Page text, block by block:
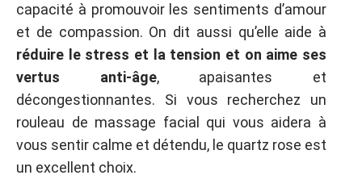
capacité à promouvoir les sentiments d’amour
et de compassion. On dit aussi qu’elle aide à
réduire le stress et la tension et on aime ses
vertus anti-âge, apaisantes et
décongestionnantes. Si vous recherchez un
rouleau de massage facial qui vous aidera à
vous sentir calme et détendu, le quartz rose est
un excellent choix.